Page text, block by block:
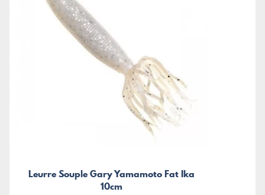
Leurre Souple Gary Yamamoto Fat Ika
10cm